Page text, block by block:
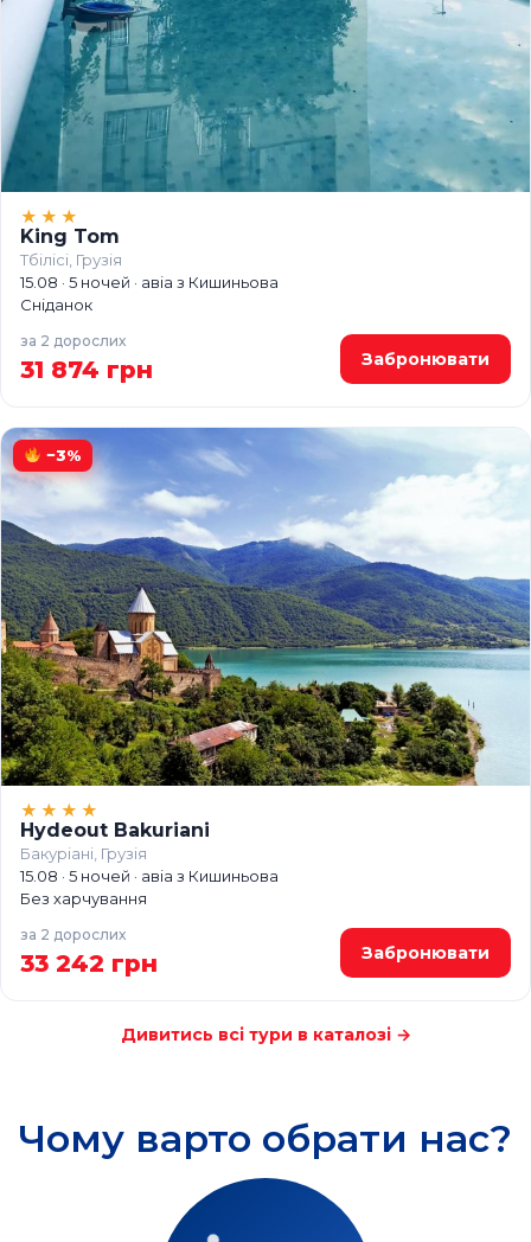
★★★
King Tom
Тбілісі, Грузія
15.08 · 5 ночей · авіа з Кишиньова
Сніданок
за 2 дорослих
31 874 грн Забронювати
−3%
★★★★
Hydeout Bakuriani
Бакуріані, Грузія
15.08 · 5 ночей · авіа з Кишиньова
Без харчування
за 2 дорослих
33 242 грн Забронювати
Дивитись всі тури в каталозі →
Чому варто обрати нас?